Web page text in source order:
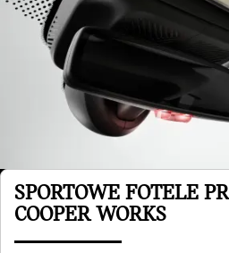
SPORTOWE FOTELE
COOPER WORKS